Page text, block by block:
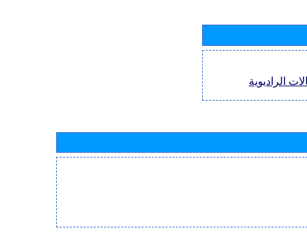
الراديوية